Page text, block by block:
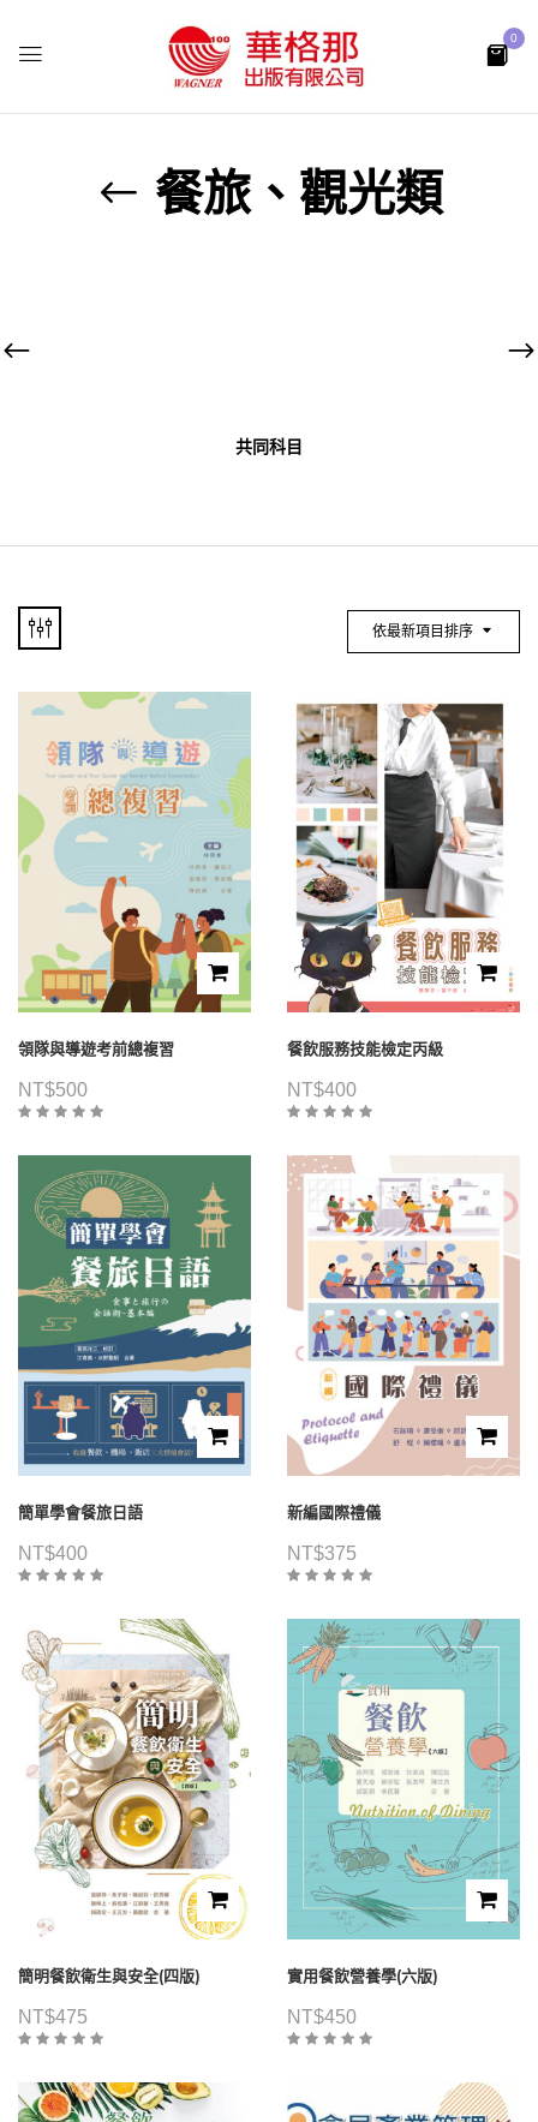
0
餐旅、觀光類
共同科目
依最新項目排序
領隊與導遊考前總複習
NT$500
餐飲服務技能檢定丙級
NT$400
簡單學會餐旅日語
NT$400
新編國際禮儀
NT$375
簡明餐飲衛生與安全(四版)
NT$475
實用餐飲營養學(六版)
NT$450